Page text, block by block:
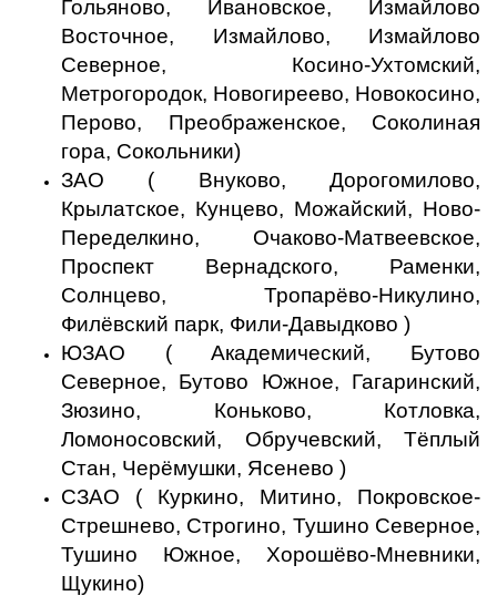
Гольяново, Ивановское, Измайлово
Восточное, Измайлово, Измайлово
Северное, Косино-Ухтомский,
Метрогородок, Новогиреево, Новокосино,
Перово, Преображенское, Соколиная
гора, Сокольники)
ЗАО ( Внуково, Дорогомилово,
Крылатское, Кунцево, Можайский, Ново-
Переделкино, Очаково-Матвеевское,
Проспект Вернадского, Раменки,
Солнцево, Тропарёво-Никулино,
Филёвский парк, Фили-Давыдково )
ЮЗАО ( Академический, Бутово
Северное, Бутово Южное, Гагаринский,
Зюзино, Коньково, Котловка,
Ломоносовский, Обручевский, Тёплый
Стан, Черёмушки, Ясенево )
СЗАО ( Куркино, Митино, Покровское-
Стрешнево, Строгино, Тушино Северное,
Тушино Южное, Хорошёво-Мневники,
Щукино)